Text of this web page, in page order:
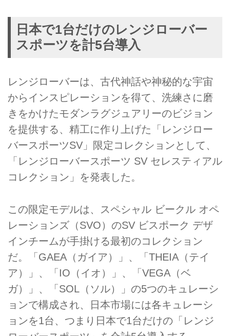
日本で1台だけのレンジローバー
スポーツを計5台導入
レンジローバーは、古代神話や神秘的な宇宙
からインスピレーションを得て、洗練さに磨
きをかけたモダンラグジュアリーのビジョン
を提供する、精工に作り上げた「レンジロー
バースポーツSV」限定コレクションとして、
「レンジローバースポーツ SV セレスティアル
コレクション」を発表した。
この限定モデルは、スペシャル ビークル オペ
レーションズ（SVO）のSV ビスポーク デザ
インチームが手掛ける最初のコレクション
だ。「GAEA（ガイア）」、「THEIA（テイ
ア）」、「IO（イオ）」、「VEGA（ベ
ガ）」、「SOL（ソル）」の5つのキュレーシ
ョンで構成され、日本市場には各キュレーシ
ョンを1台、つまり日本で1台だけの「レンジ